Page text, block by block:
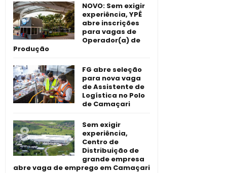
NOVO: Sem exigir
experiência, YPÊ
abre inscrições
para vagas de
Operador(a) de
Produção
FG abre seleção
para nova vaga
de Assistente de
Logística no Polo
de Camaçari
Sem exigir
experiência,
Centro de
Distribuição de
grande empresa
abre vaga de emprego em Camaçari